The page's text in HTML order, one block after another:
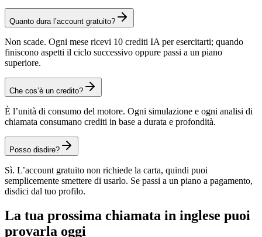
Quanto dura l’account gratuito?
Non scade. Ogni mese ricevi 10 crediti IA per esercitarti; quando
finiscono aspetti il ciclo successivo oppure passi a un piano
superiore.
Che cos’è un credito?
È l’unità di consumo del motore. Ogni simulazione e ogni analisi di
chiamata consumano crediti in base a durata e profondità.
Posso disdire?
Sì. L’account gratuito non richiede la carta, quindi puoi
semplicemente smettere di usarlo. Se passi a un piano a pagamento,
disdici dal tuo profilo.
La tua prossima chiamata in inglese puoi
provarla oggi